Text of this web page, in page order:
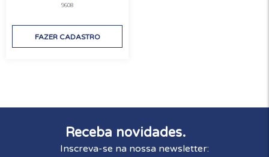
9608
FAZER CADASTRO
Receba novidades.
Inscreva-se na nossa newsletter: